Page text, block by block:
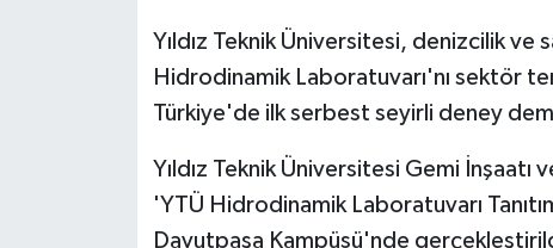
Yıldız Teknik Üniversitesi, denizcilik ve
Hidrodinamik Laboratuvarı'nı sektör
Türkiye'de ilk serbest seyirli deney
Yıldız Teknik Üniversitesi Gemi
'YTÜ Hidrodinamik Laboratuvarı
Davutpaşa Kampüsü'nde
İş Dünyası